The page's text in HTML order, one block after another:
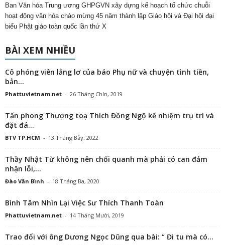
Ban Văn hóa Trung ương GHPGVN xây dựng kế hoạch tổ chức chuỗi
hoạt động văn hóa chào mừng 45 năm thành lập Giáo hội và Đại hội đại
biểu Phật giáo toàn quốc lần thứ X
BÀI XEM NHIỀU
Cô phóng viên lẳng lơ của báo Phụ nữ và chuyện tình tiền,
bản...
Phattuvietnam.net - 26 Tháng Chín, 2019
Tấn phong Thượng toạ Thích Đồng Ngộ kế nhiệm trụ trì và
đặt đá...
BTV TP.HCM - 13 Tháng Bảy, 2022
Thầy Nhật Từ không nên chối quanh mà phải có can đảm
nhận lỗi,...
Đào Văn Bình - 18 Tháng Ba, 2020
Bình Tâm Nhìn Lại Việc Sư Thích Thanh Toàn
Phattuvietnam.net - 14 Tháng Mười, 2019
Trao đổi với ông Dương Ngọc Dũng qua bài: “ Đi tu mà có...